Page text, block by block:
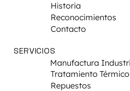
Historia
Reconocimientos
Contacto
SERVICIOS
Manufactura
Tratamiento Térmico
Repuestos